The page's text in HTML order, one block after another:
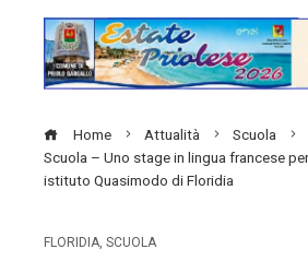
Home Attualità
Scuola
Scuola – Uno stage in lingua francese
istituto Quasimodo di Floridia
FLORIDIA, SCUOLA